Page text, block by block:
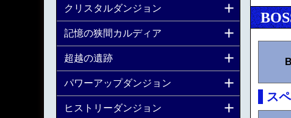
ス
クリスタルダンジョン
記憶の狭間カルディア
超越の遺跡
パワーアップダンジョン
ヒストリーダンジョン